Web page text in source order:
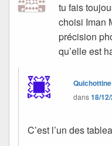
tu fais
choisi Iman
précision
qu’elle est
Quichottine
dans18/
C’est l’un des